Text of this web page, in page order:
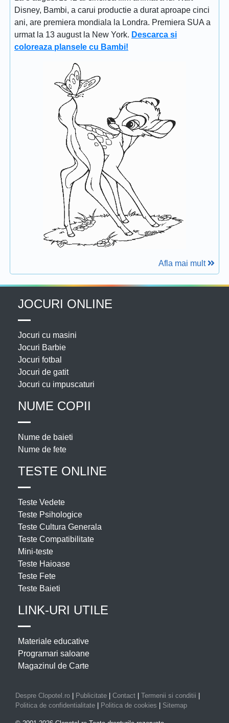
Disney, Bambi, a carui productie a durat aproape cinci
ani, are premiera mondiala la Londra. Premiera SUA a
urmat la 13 august la New York. Descarca si
coloreaza plansele cu Bambi!
Afla mai mult
JOCURI ONLINE
Jocuri cu masini
Jocuri Barbie
Jocuri fotbal
Jocuri de gatit
Jocuri cu impuscaturi
NUME COPII
Nume de baieti
Nume de fete
TESTE ONLINE
Teste Vedete
Teste Psihologice
Teste Cultura Generala
Teste Compatibilitate
Mini-teste
Teste Haioase
Teste Fete
Teste Baieti
LINK-URI UTILE
Materiale educative
Programari saloane
Magazinul de Carte
Despre Clopotel.ro | Publicitate | Contact | Termenii si conditii |
Politica de confidentialitate | Politica de cookies | Sitemap